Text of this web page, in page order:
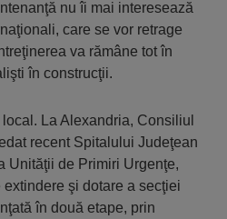
nu îi mai interesează
care se vor retrage
va rămâne tot în
în construcţii.
La Alexandria, Consiliul
recent Spitalului Judeţean
Unităţii de Primiri Urgenţe,
şi dotare a secţiei
în două etape, prin